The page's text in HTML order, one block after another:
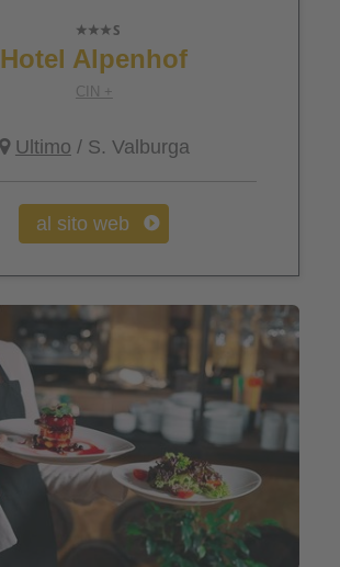
Hotel Alpenhof
CIN +
Ultimo / S. Valburga
al sito web